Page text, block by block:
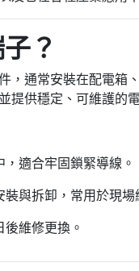
？
，通常安裝在配電箱
提供穩定、可維護的
適合牢固鎖緊導線。
裝與拆卸，常用於現場
維修更換。